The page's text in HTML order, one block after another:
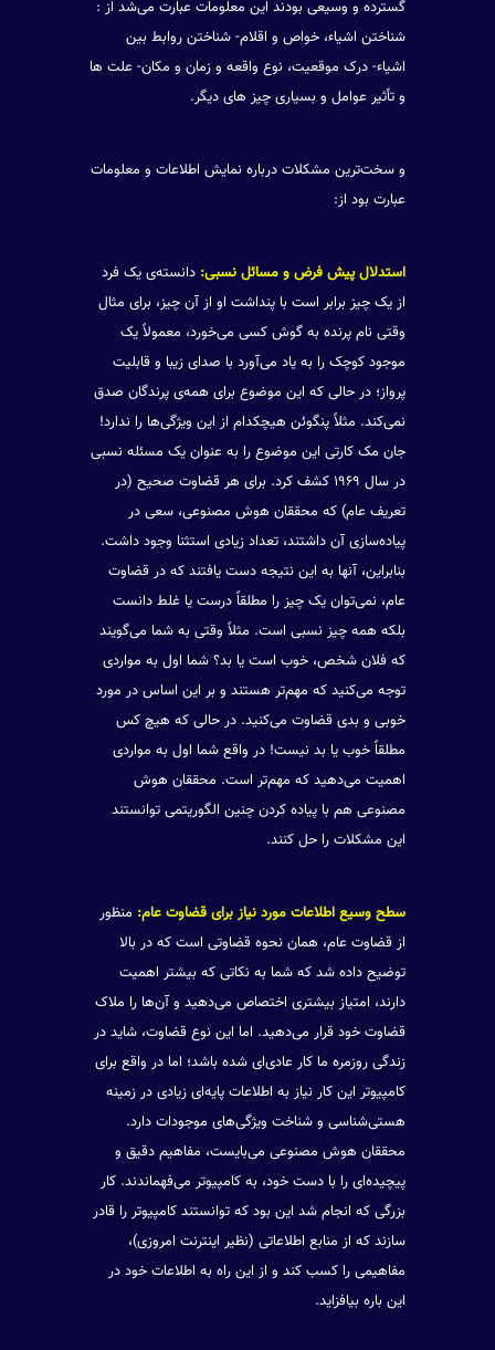
گسترده و وسیعی بودند این معلومات عبارت می‌شد از :
شناختن اشیاء، خواص و اقلام- شناختن روابط بین
اشیاء- درک موقعیت، نوع واقعه و زمان و مکان- علت ها
و تأثیر عوامل و بسیاری چیز های دیگر.
و سخت‌ترین مشکلات درباره نمایش اطلاعات و معلومات
عبارت بود از:
استدلال پیش فرض و مسائل نسبی: دانسته‌ی یک فرد
از یک چیز برابر است با پنداشت او از آن چیز، برای مثال
وقتی نام پرنده به گوش کسی می‌خورد، معمولاً یک
موجود کوچک را به یاد می‌آورد با صدای زیبا و قابلیت
پرواز؛ در حالی که این موضوع برای همه‌ی پرندگان صدق
نمی‌کند. مثلاً پنگوئن هیچکدام از این ویژگی‌ها را ندارد!
جان مک کارتی این موضوع را به عنوان یک مسئله نسبی
در سال ۱۹۶۹ کشف کرد. برای هر قضاوت صحیح (در
تعریف عام) که محققان هوش مصنوعی، سعی در
پیاده‌سازی آن داشتند، تعداد زیادی استثنا وجود داشت.
بنابراین، آنها به این نتیجه دست یافتند که در قضاوت
عام، نمی‌توان یک چیز را مطلقاً درست یا غلط دانست
بلکه همه چیز نسبی است. مثلاً وقتی به شما می‌گویند
که فلان شخص، خوب است یا بد؟ شما اول به مواردی
توجه می‌کنید که مهم‌تر هستند و بر این اساس در مورد
خوبی و بدی قضاوت می‌کنید. در حالی که هیچ کس
مطلقاً خوب یا بد نیست! در واقع شما اول به مواردی
اهمیت می‌دهید که مهم‌تر است. محققان هوش
مصنوعی هم با پیاده کردن چنین الگوریتمی توانستند
این مشکلات را حل کنند.
سطح وسیع اطلاعات مورد نیاز برای قضاوت عام: منظور
از قضاوت عام، همان نحوه قضاوتی است که در بالا
توضیح داده شد که شما به نکاتی که بیشتر اهمیت
دارند، امتیاز بیشتری اختصاص می‌دهید و آن‌ها را ملاک
قضاوت خود قرار می‌دهید. اما این نوع قضاوت، شاید در
زندگی روزمره ما کار عادی‌ای شده باشد؛ اما در واقع برای
کامپیوتر این کار نیاز به اطلاعات پایه‌ای زیادی در زمینه
هستی‌شناسی و شناخت ویژگی‌های موجودات دارد.
محققان هوش مصنوعی می‌بایست، مفاهیم دقیق و
پیچیده‌ای را با دست خود، به کامپیوتر می‌فهماندند. کار
بزرگی که انجام شد این بود که توانستند کامپیوتر را قادر
سازند که از منابع اطلاعاتی (نظیر اینترنت امروزی)،
مفاهیمی را کسب کند و از این راه به اطلاعات خود در
این باره بیافزاید.